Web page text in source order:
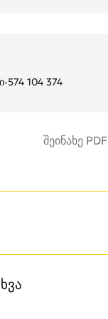
574 104 374
შეინახე PDF